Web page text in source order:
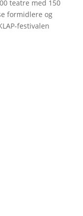
teatre med 150
formidlere og
festivalen